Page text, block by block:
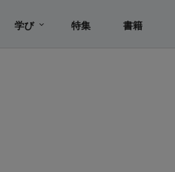
学び 特集 書籍